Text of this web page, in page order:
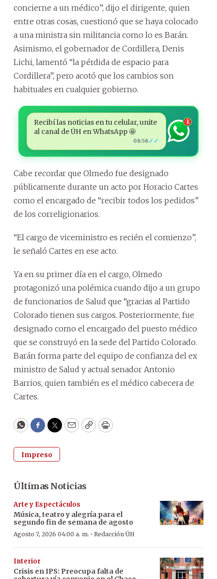
concierne a un médico”, dijo el dirigente, quien
entre otras cosas, cuestionó que se haya colocado
a una ministra sin militancia como lo es Barán.
Asimismo, el gobernador de Cordillera, Denis
Lichi, lamentó “la pérdida de espacio para
Cordillera”, pero acotó que los cambios son
habituales en cualquier gobierno.
Recibí las noticias en tu celular, unite
al canal de ÚH en WhatsApp 🤩
08:58✓✓
1
Cabe recordar que Olmedo fue designado
públicamente durante un acto por Horacio Cartes
como el encargado de “recibir todos los pedidos”
de los correligionarios.
“El cargo de viceministro es recién el comienzo”,
le señaló Cartes en ese acto.
Ya en su primer día en el cargo, Olmedo
protagonizó una polémica cuando dijo a un grupo
de funcionarios de Salud que “gracias al Partido
Colorado tienen sus cargos. Posteriormente, fue
designado como el encargado del puesto médico
que se construyó en la sede del Partido Colorado.
Barán forma parte del equipo de confianza del ex
ministro de Salud y actual senador Antonio
Barrios, quien también es el médico cabecera de
Cartes.
WhatsApp
Facebook
Twitter
EmailCopyPrint
Impreso
Últimas Noticias
Arte y Espectáculos
Música, teatro y alegría para el
segundo fin de semana de agosto
Agosto 7, 2026 04:00 a. m. · Redacción ÚH
Interior
Crisis en IPS: Preocupa falta de